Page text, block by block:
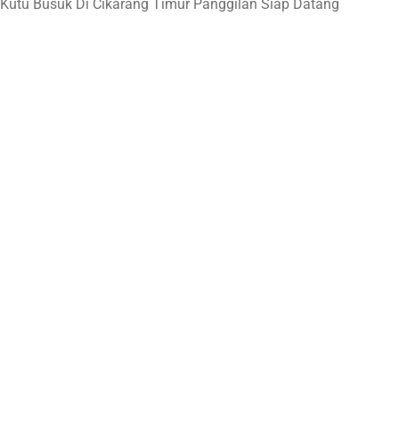
Kutu Busuk Di Cikarang Timur Panggilan Siap Datang